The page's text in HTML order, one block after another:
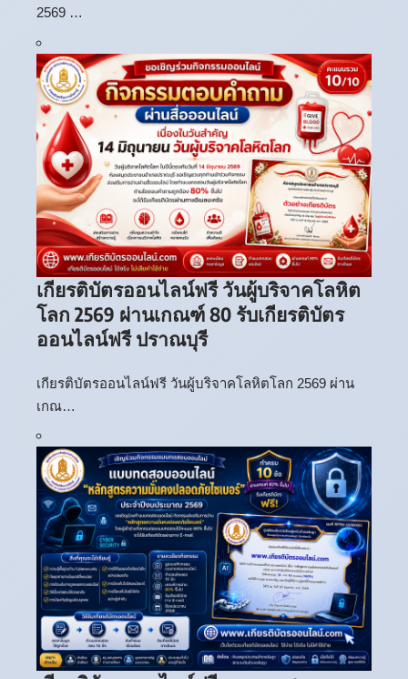
2569 …
เกียรติบัตรออนไลน์ฟรี วันผู้บริจาคโลหิต
โลก 2569 ผ่านเกณฑ์ 80 รับเกียรติบัตร
ออนไลน์ฟรี ปราณบุรี
เกียรติบัตรออนไลน์ฟรี วันผู้บริจาคโลหิตโลก 2569 ผ่าน
เกณ…